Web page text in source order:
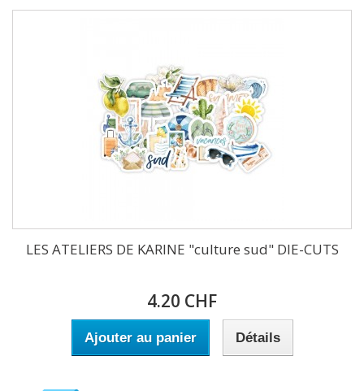
LES ATELIERS DE KARINE "culture sud" DIE-CUTS
4.20 CHF
Ajouter au panier Détails